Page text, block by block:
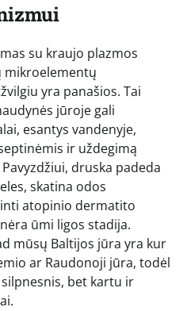
su kraujo plazmos
mikroelementų
yra panašios. Tai
jūroje gali
esantys vandenyje,
ir uždegimą
druska padeda
skatina odos
atopinio dermatito
ūmi ligos stadija.
mūsų Baltijos jūra yra kur
ar Raudonoji jūra, todėl
bet kartu ir